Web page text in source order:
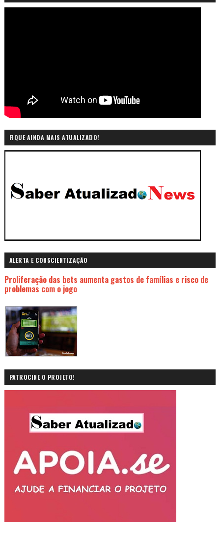
FIQUE AINDA MAIS ATUALIZADO!
ALERTA E CONSCIENTIZAÇÃO
Proliferação das bets aumenta gastos de famílias e risco de
problemas com o jogo
PATROCINE O PROJETO!